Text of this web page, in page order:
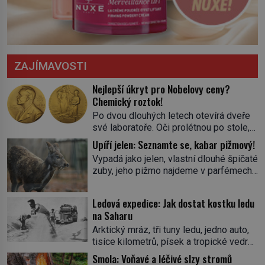
ZAJÍMAVOSTI
Nejlepší úkryt pro Nobelovy ceny?
Chemický roztok!
Po dvou dlouhých letech otevírá dveře
své laboratoře. Oči prolétnou po stole,
aby pak ulpěly na regálu, kde se nachází
všemožné látky. Hledá žluto-oranžovou
tekutinu, jakmile ji zahlédne, nesmírně
se mu uleví. Teď může svůj plán
skrývá směs s názvem lučavka
královská. Svůj přídomek nemá pro nic
za nic, […]
Upíří jelen: Seznamte se, kabar pižmový!
Vypadá jako jelen, vlastní dlouhé špičaté
zuby, jeho pižmo najdeme v parfémech
jediného zástupce zvířecí říše – kabara
pižmového. V Evropě ho jako první
popíše švédský botanik Carl Linné
(1707–1778), jenže v Asii o něm ví už
celá staletí. Zvíře připomíná jelena,
Ledová expedice: Jak dostat kostku ledu
na Saharu
Arktický mráz, tři tuny ledu, jedno auto,
tisíce kilometrů, písek a tropické vedro.
To je ve zkratce zdánlivě nesplnitelná
Smola: Voňavé a léčivé slzy stromů